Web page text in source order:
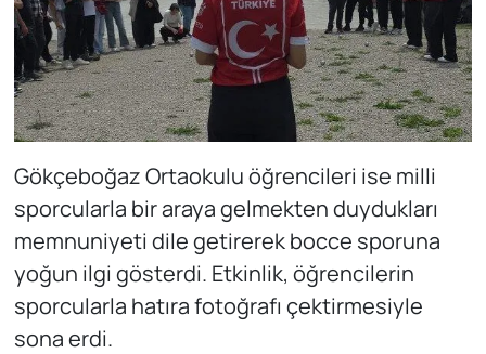
Gökçeboğaz Ortaokulu öğrencileri ise milli
sporcularla bir araya gelmekten duydukları
memnuniyeti dile getirerek bocce sporuna
yoğun ilgi gösterdi. Etkinlik, öğrencilerin
sporcularla hatıra fotoğrafı çektirmesiyle
sona erdi.